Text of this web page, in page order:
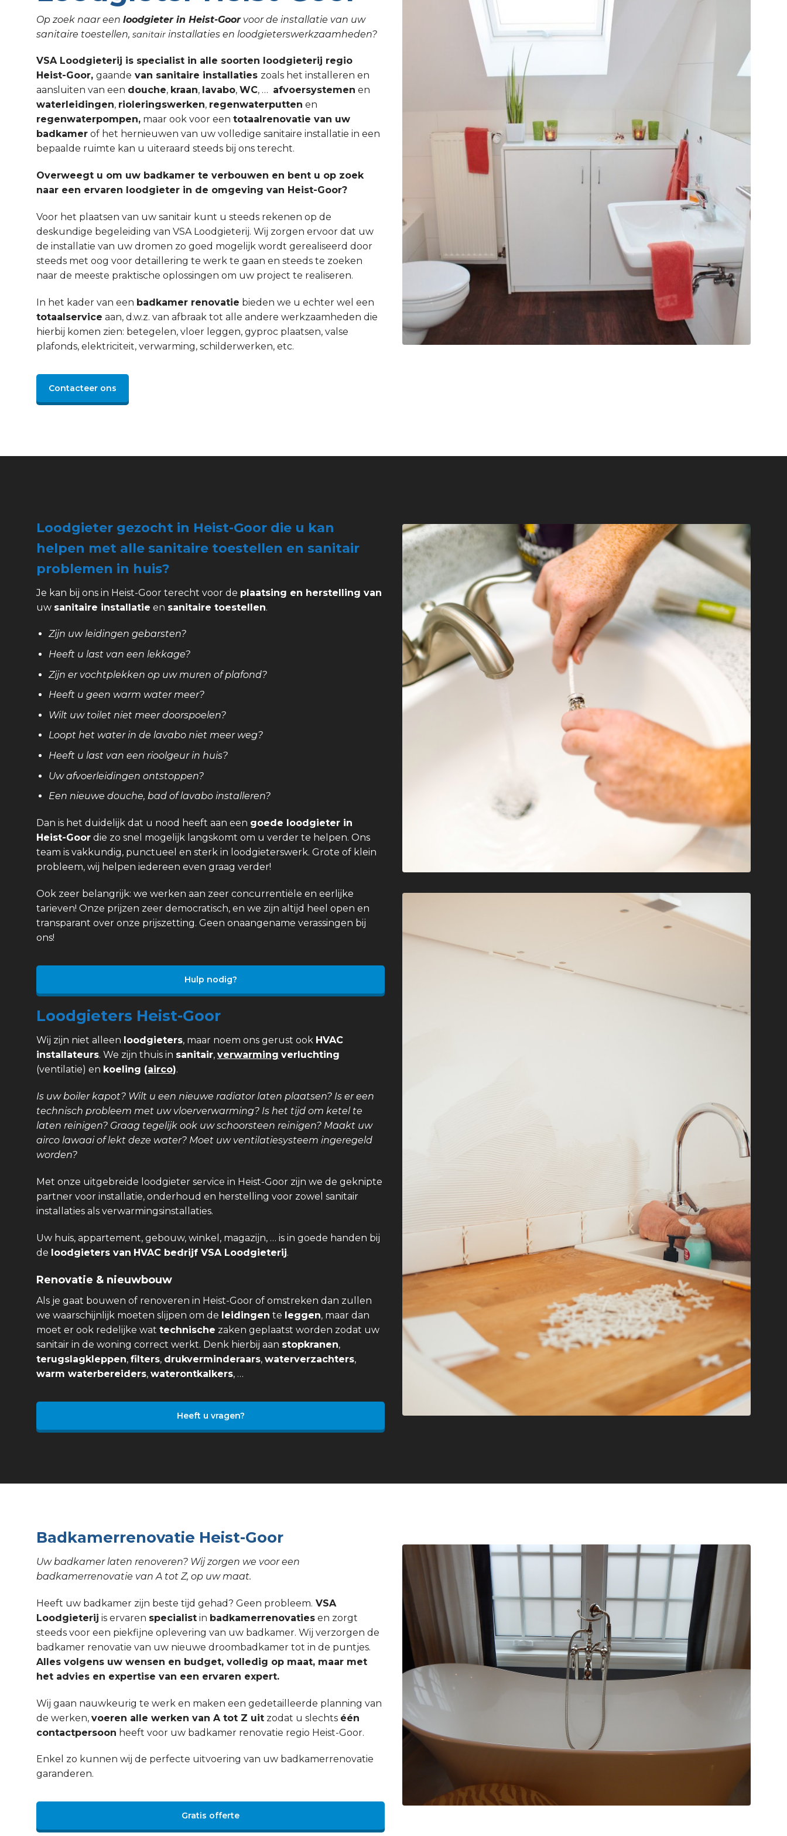
Op zoek naar een loodgieter in Heist-Goorvoor de installatie van uw
sanitaire toestellen, sanitair installaties en loodgieterswerkzaamheden?
VSA Loodgieterij is specialist in alle soorten loodgieterij regio
Heist-Goor, gaande van sanitaire installaties zoals het installeren en
aansluiten van een douche, kraan, lavabo, WC, … afvoersystemen en
waterleidingen, rioleringswerken, regenwaterputten en
regenwaterpompen, maar ook voor een totaalrenovatie van uw
badkamer of het hernieuwen van uw volledige sanitaire installatie in een
bepaalde ruimte kan u uiteraard steeds bij ons terecht.
Overweegt u om uw badkamer te verbouwen en bent u op zoek
naar een ervaren loodgieter in de omgeving van Heist-Goor?
Voor het plaatsen van uw sanitair kunt u steeds rekenen op de
deskundige begeleiding van VSA Loodgieterij. Wij zorgen ervoor dat uw
de installatie van uw dromen zo goed mogelijk wordt gerealiseerd door
steeds met oog voor detaillering te werk te gaan en steeds te zoeken
naar de meeste praktische oplossingen om uw project te realiseren.
In het kader van een badkamer renovatie bieden we u echter wel een
totaalservice aan, d.w.z. van afbraak tot alle andere werkzaamheden die
hierbij komen zien: betegelen, vloer leggen, gyproc plaatsen, valse
plafonds, elektriciteit, verwarming, schilderwerken, etc.
Contacteer ons
Loodgieter gezocht in Heist-Goor die u kan
helpen met alle sanitaire toestellen en sanitair
problemen in huis?
Je kan bij ons in Heist-Goor terecht voor de plaatsing en herstelling van
uw sanitaire installatie en sanitaire toestellen.
Zijn uw leidingen gebarsten?
Heeft u last van een lekkage?
Zijn er vochtplekken op uw muren of plafond?
Heeft u geen warm water meer?
Wilt uw toilet niet meer doorspoelen?
Loopt het water in de lavabo niet meer weg?
Heeft u last van een rioolgeur in huis?
Uw afvoerleidingen ontstoppen?
Een nieuwe douche, bad of lavabo installeren?
Dan is het duidelijk dat u nood heeft aan een goede loodgieter in
Heist-Goor die zo snel mogelijk langskomt om u verder te helpen. Ons
team is vakkundig, punctueel en sterk in loodgieterswerk. Grote of klein
probleem, wij helpen iedereen even graag verder!
Ook zeer belangrijk: we werken aan zeer concurrentiële en eerlijke
tarieven! Onze prijzen zeer democratisch, en we zijn altijd heel open en
transparant over onze prijszetting. Geen onaangename verassingen bij
ons!
Hulp nodig?
Loodgieters Heist-Goor
Wij zijn niet alleen loodgieters, maar noem ons gerust ook HVAC
installateurs. We zijn thuis in sanitair, verwarming verluchting
(ventilatie) en koeling (airco).
Is uw boiler kapot? Wilt u een nieuwe radiator laten plaatsen? Is er een
technisch probleem met uw vloerverwarming? Is het tijd om ketel te
laten reinigen? Graag tegelijk ook uw schoorsteen reinigen? Maakt uw
airco lawaai of lekt deze water? Moet uw ventilatiesysteem ingeregeld
worden?
Met onze uitgebreide loodgieter service in Heist-Goor zijn we de geknipte
partner voor installatie, onderhoud en herstelling voor zowel sanitair
installaties als verwarmingsinstallaties.
Uw huis, appartement, gebouw, winkel, magazijn, … is in goede handen bij
de loodgieters van HVAC bedrijf VSA Loodgieterij.
Renovatie & nieuwbouw
Als je gaat bouwen of renoveren in Heist-Goor of omstreken dan zullen
we waarschijnlijk moeten slijpen om de leidingen te leggen, maar dan
moet er ook redelijke wat technische zaken geplaatst worden zodat uw
sanitair in de woning correct werkt. Denk hierbij aan stopkranen,
terugslagkleppen, filters, drukverminderaars, waterverzachters,
warm waterbereiders, waterontkalkers, …
Heeft u vragen?
Badkamerrenovatie Heist-Goor
Uw badkamer laten renoveren? Wij zorgen we voor een
badkamerrenovatie van A tot Z, op uw maat.
Heeft uw badkamer zijn beste tijd gehad? Geen probleem. VSA
Loodgieterij is ervaren specialist in badkamerrenovaties en zorgt
steeds voor een piekfijne oplevering van uw badkamer. Wij verzorgen de
badkamer renovatie van uw nieuwe droombadkamer tot in de puntjes.
Alles volgens uw wensen en budget, volledig op maat, maar met
het advies en expertise van een ervaren expert.
Wij gaan nauwkeurig te werk en maken een gedetailleerde planning van
de werken, voeren alle werken van A tot Z uit zodat u slechts één
contactpersoon heeft voor uw badkamer renovatie regio Heist-Goor.
Enkel zo kunnen wij de perfecte uitvoering van uw badkamerrenovatie
garanderen.
Gratis offerte